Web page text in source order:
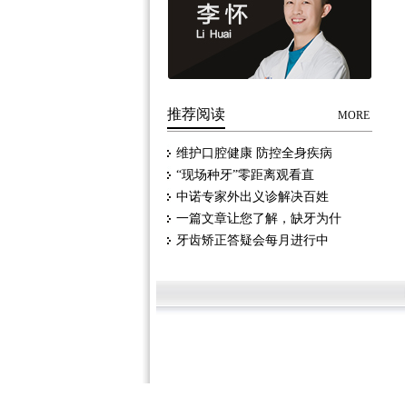
推荐阅读 MORE
维护口腔健康 防控全身疾病
“现场种牙”零距离观看直
中诺专家外出义诊解决百姓
一篇文章让您了解，缺牙为什
牙齿矫正答疑会每月进行中